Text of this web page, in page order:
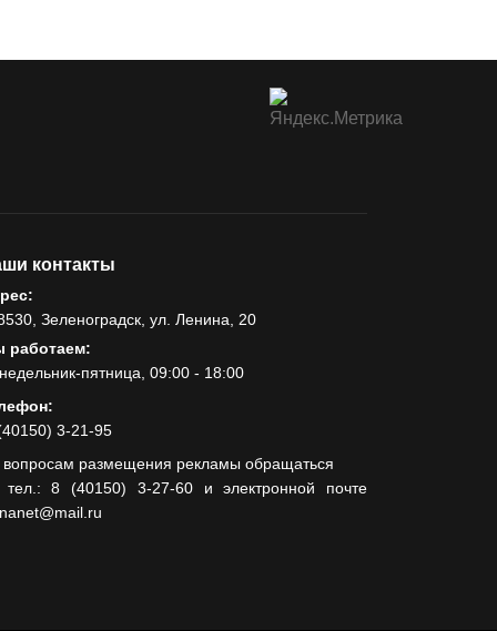
контакты
Зеленоградск, ул. Ленина, 20
работаем:
пятница, 09:00 - 18:00
3-21-95
размещения рекламы обращаться
тел.: 8 (40150) 3-27-60 и электронной почте